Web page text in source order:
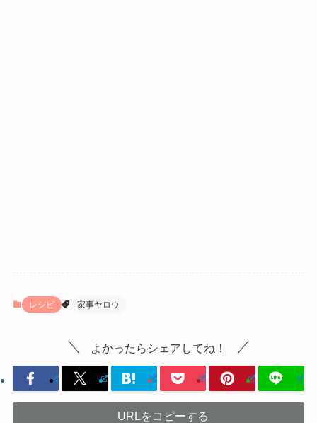
レシピ 家事ヤロウ
よかったらシェアしてね！
URLをコピーする